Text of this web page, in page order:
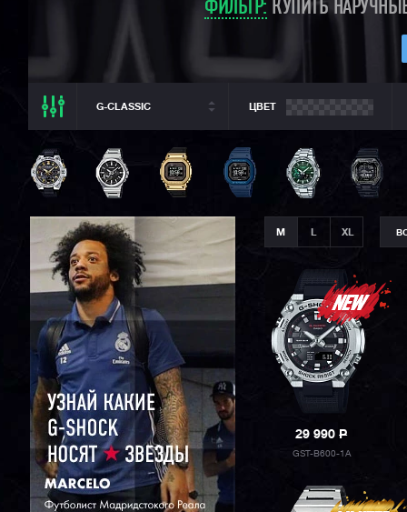
ФИЛЬТР: КУПИТЬ
G-CLASSIC
ВСЕ CASIO
CASIO G-SHOCK
CASIO BABY-G
CASIO PRO TREK
CASIO EDIFICE
CITIZEN
SEIKO
ORIENT
ЦВЕТ
M XL
29 990P
GST-B600-1A